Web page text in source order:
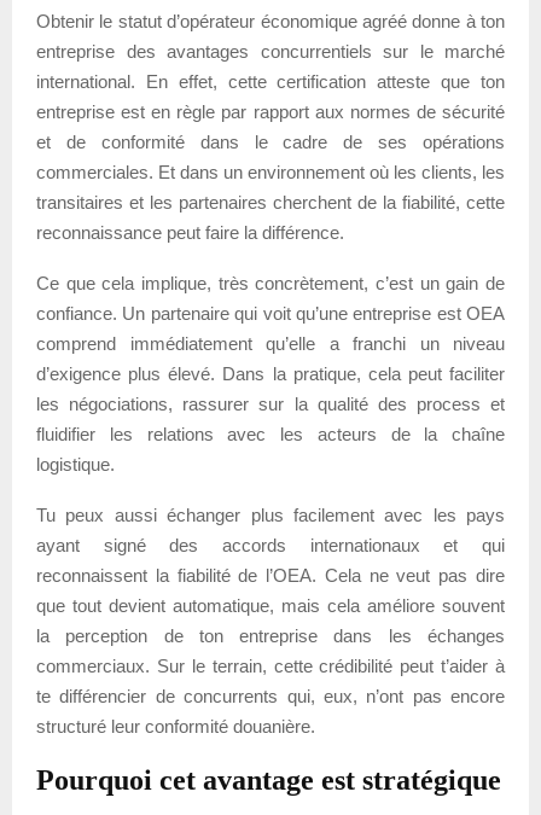
Obtenir le statut d’opérateur économique agréé donne à ton
entreprise des avantages concurrentiels sur le marché
international. En effet, cette certification atteste que ton
entreprise est en règle par rapport aux normes de sécurité
et de conformité dans le cadre de ses opérations
commerciales. Et dans un environnement où les clients, les
transitaires et les partenaires cherchent de la fiabilité, cette
reconnaissance peut faire la différence.
Ce que cela implique, très concrètement, c’est un gain de
confiance. Un partenaire qui voit qu’une entreprise est OEA
comprend immédiatement qu’elle a franchi un niveau
d’exigence plus élevé. Dans la pratique, cela peut faciliter
les négociations, rassurer sur la qualité des process et
fluidifier les relations avec les acteurs de la chaîne
logistique.
Tu peux aussi échanger plus facilement avec les pays
ayant signé des accords internationaux et qui
reconnaissent la fiabilité de l’OEA. Cela ne veut pas dire
que tout devient automatique, mais cela améliore souvent
la perception de ton entreprise dans les échanges
commerciaux. Sur le terrain, cette crédibilité peut t’aider à
te différencier de concurrents qui, eux, n’ont pas encore
structuré leur conformité douanière.
Pourquoi cet avantage est stratégique